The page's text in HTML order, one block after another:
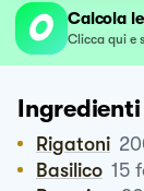
Calcola
Clicca qui e
Ingredienti
Rigatoni
Basilico 15